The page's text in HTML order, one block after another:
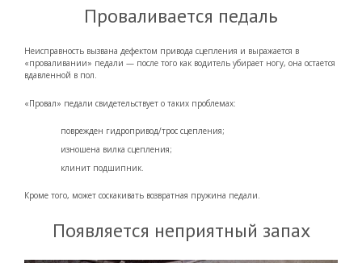
Проваливается педаль
Неисправность вызвана дефектом привода сцепления и выражается в
«проваливании» педали — после того как водитель убирает ногу, она остается
вдавленной в пол.
«Провал» педали свидетельствует о таких проблемах:
поврежден гидропривод/трос сцепления;
изношена вилка сцепления;
клинит подшипник.
Кроме того, может соскакивать возвратная пружина педали.
Появляется неприятный запах